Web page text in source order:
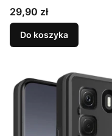
Cena
29,90 zł
Do koszyka